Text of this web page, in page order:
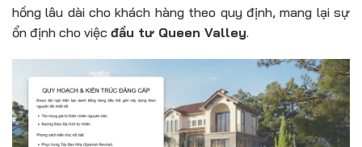
hồng lâu dài cho khách hàng theo quy định, mang lại sự
ổn định cho việc đầu tư Queen Valley.